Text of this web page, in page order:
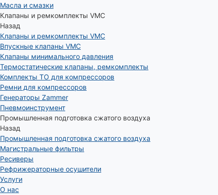
Масла и смазки
Клапаны и ремкомплекты VMC
Назад
Клапаны и ремкомплекты VMC
Впускные клапаны VMC
Клапаны минимального давления
Термостатические клапаны, ремкомплекты
Комплекты ТО для компрессоров
Ремни для компрессоров
Генераторы Zammer
Пневмоинструмент
Промышленная подготовка сжатого воздуха
Назад
Промышленная подготовка сжатого воздуха
Магистральные фильтры
Ресиверы
Рефрижераторные осушители
Услуги
О нас